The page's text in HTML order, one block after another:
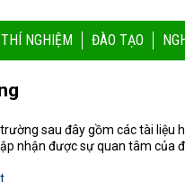
NGHIỆM ĐÀO TẠO
sau đây gồm các tài
nhận được sự quan tâm của